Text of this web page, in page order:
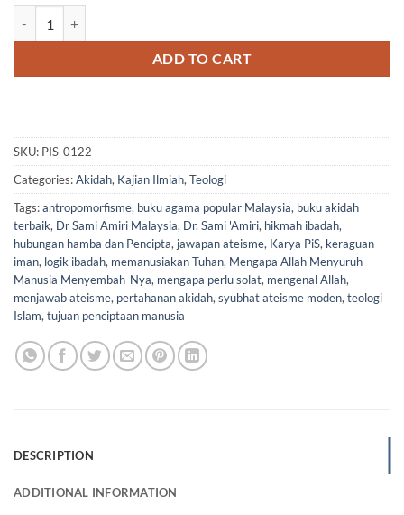
ADD TO CART
SKU: PIS-0122
Categories:Akidah, Kajian Ilmiah, Teologi
Tags:antropomorfisme, buku agama popular Malaysia, buku akidah
terbaik, Dr Sami Amiri Malaysia, Dr. Sami 'Amiri, hikmah ibadah,
hubungan hamba dan Pencipta, jawapan ateisme, Karya PiS, keraguan
iman, logik ibadah, memanusiakan Tuhan, Mengapa Allah Menyuruh
Manusia Menyembah-Nya, mengapa perlu solat, mengenal Allah,
menjawab ateisme, pertahanan akidah, syubhat ateisme moden, teologi
Islam, tujuan penciptaan manusia
DESCRIPTION
ADDITIONAL INFORMATION